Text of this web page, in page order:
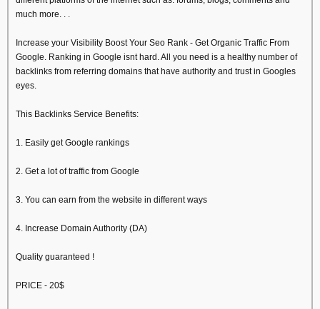
much more. . .
Increase your Visibility Boost Your Seo Rank - Get Organic Traffic From
Google. Ranking in Google isnt hard. All you need is a healthy number of
backlinks from referring domains that have authority and trust in Googles
eyes.
This Backlinks Service Benefits:
1. Easily get Google rankings
2. Get a lot of traffic from Google
3. You can earn from the website in different ways
4. Increase Domain Authority (DA)
Quality guaranteed !
PRICE - 20$